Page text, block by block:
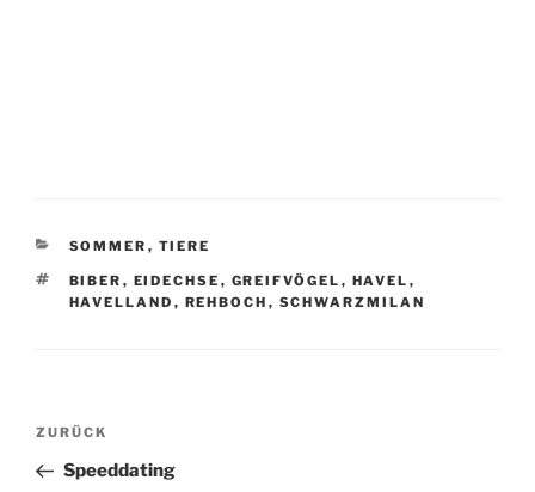
KATEGORIEN
SOMMER , TIERE
SCHLAGWÖRTER
BIBER , EIDECHSE , GREIFVÖGEL , HAVEL ,
HAVELLAND , REHBOCH , SCHWARZMILAN
Beitragsnavigation
Vorheriger
Beitrag
ZURÜCK
Speeddating